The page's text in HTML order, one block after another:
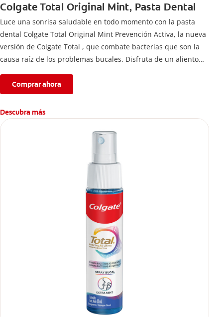
Colgate Total Original Mint, Pasta Dental
Luce una sonrisa saludable en todo momento con la pasta
dental Colgate Total Original Mint Prevención Activa, la nueva
versión de Colgate Total , que combate bacterias que son la
causa raíz de los problemas bucales. Disfruta de un aliento
fórmula con desempeño superior**** de la pasta de dientes
Colgate Total que te ofrece 24 horas** de protección
antibacterial.
****Vs crema dental regular con flúor sin ingrediente
**Con el cepillado 2 veces por día y uso continuo por 4
Comprar ahora
Descubra más